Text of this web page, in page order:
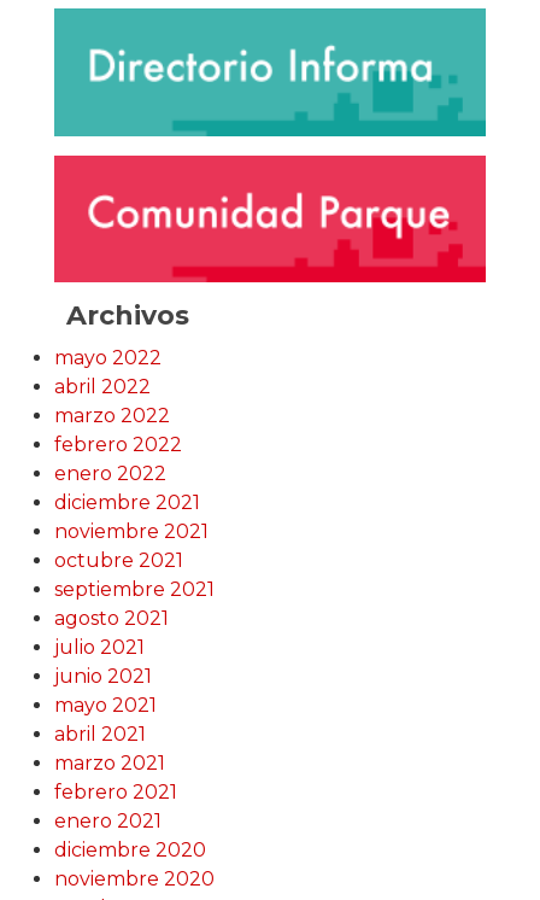
Archivos
mayo 2022
abril 2022
marzo 2022
febrero 2022
enero 2022
diciembre 2021
noviembre 2021
octubre 2021
septiembre 2021
agosto 2021
julio 2021
junio 2021
mayo 2021
abril 2021
marzo 2021
febrero 2021
enero 2021
diciembre 2020
noviembre 2020